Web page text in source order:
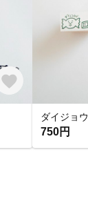
ダイジョ
750円